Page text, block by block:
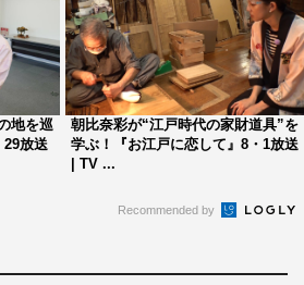
地を巡
29放送
朝比奈彩が“江戸時代の家財道具”を
学ぶ！『お江戸に恋して』8・1放送
| TV ...
Recommended by